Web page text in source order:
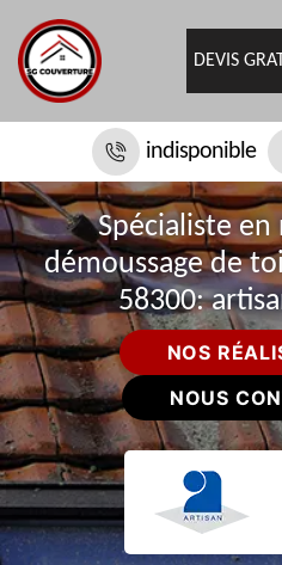
DEVIS
indisponible
Spécialiste
démoussage de
58300:
NOS
NOUS